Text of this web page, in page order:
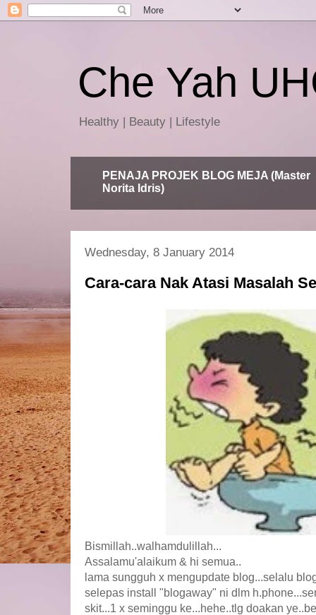
Che Yah
Healthy | Beauty | Lifestyle
PENAJA PROJEK BLOG MEJA (Master
Norita Idris)
Wednesday, 8 January 2014
Cara-cara Nak Atasi Masalah
Bismillah..walhamdulillah...
Assalamu'alaikum & hi semua..
lama sungguh x mengupdate blog...selalu
selepas install "blogaway" ni dlm
skit...1 x seminggu ke...hehe..tlg doakan